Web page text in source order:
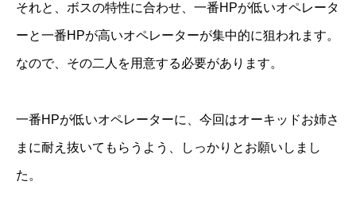
それと、ボスの特性に合わせ、一番HPが低いオペレータ
ーと一番HPが高いオペレーターが集中的に狙われます。
なので、その二人を用意する必要があります。
一番HPが低いオペレーターに、今回はオーキッドお姉さ
まに耐え抜いてもらうよう、しっかりとお願いしまし
た。